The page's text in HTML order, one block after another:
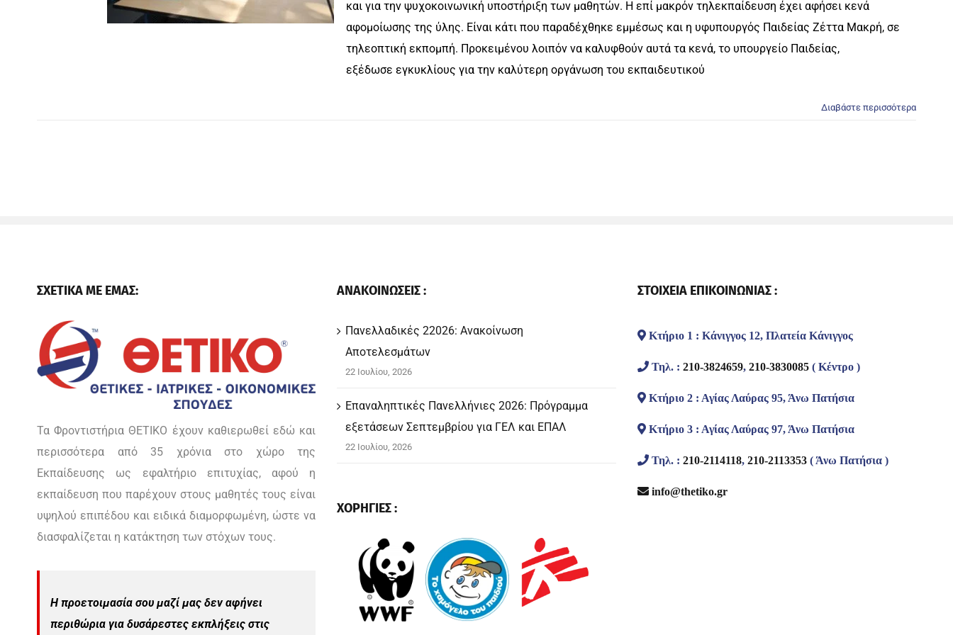
και για την ψυχοκοινωνική υποστήριξη των μαθητών. Η επί μακρόν τηλεκπαίδευση έχει αφήσει κενά
αφομοίωσης της ύλης. Είναι κάτι που παραδέχθηκε εμμέσως και η υφυπουργός Παιδείας Ζέττα Μακρή, σε
τηλεοπτική εκπομπή. Προκειμένου λοιπόν να καλυφθούν αυτά τα κενά, το υπουργείο Παιδείας,
εξέδωσε εγκυκλίους για την καλύτερη οργάνωση του εκπαιδευτικού
Διαβάστε περισσότερα
ΣΧΕΤΙΚΑ ΜΕ ΕΜΑΣ:
Τα Φροντιστήρια ΘΕΤΙΚΟ έχουν καθιερωθεί εδώ και
περισσότερα από 35 χρόνια στο χώρο της
Εκπαίδευσης ως εφαλτήριο επιτυχίας, αφού η
εκπαίδευση που παρέχουν στους μαθητές τους είναι
υψηλού επιπέδου και ειδικά διαμορφωμένη, ώστε να
διασφαλίζεται η κατάκτηση των στόχων τους.
Η προετοιμασία σου μαζί μας δεν αφήνει
περιθώρια για δυσάρεστες εκπλήξεις στις
ΑΝΑΚΟΙΝΩΣΕΙΣ :
Πανελλαδικές 22026: Ανακοίνωση
Αποτελεσμάτων
22 Ιουλίου, 2026
Επαναληπτικές Πανελλήνιες 2026: Πρόγραμμα
εξετάσεων Σεπτεμβρίου για ΓΕΛ και ΕΠΑΛ
22 Ιουλίου, 2026
ΧΟΡΗΓΙΕΣ :
ΣΤΟΙΧΕΙΑ ΕΠΙΚΟΙΝΩΝΙΑΣ :
Κτήριο 1 : Κάνιγγος 12, Πλατεία Κάνιγγος
Τηλ. : 210-3824659, 210-3830085( Κέντρο )
Κτήριο 2 : Αγίας Λαύρας 95, Άνω Πατήσια
Κτήριο 3 : Αγίας Λαύρας 97, Άνω Πατήσια
Τηλ. : 210-2114118, 210-2113353( Άνω Πατήσια )
info@thetiko.gr